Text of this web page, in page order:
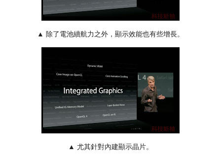
▲ 除了電池續航力之外，顯示效能也有些增長。
▲ 尤其針對內建顯示晶片。